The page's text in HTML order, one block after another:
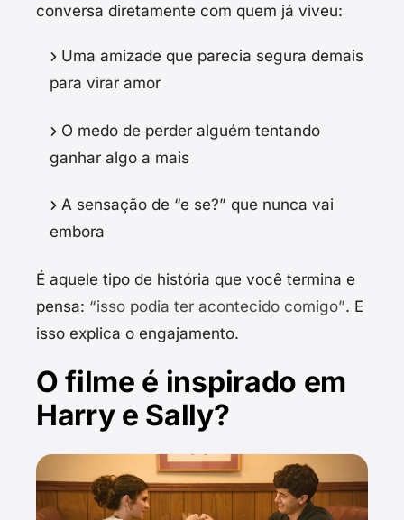
conversa diretamente com quem já viveu:
Uma amizade que parecia segura demais
para virar amor
O medo de perder alguém tentando
ganhar algo a mais
A sensação de “e se?” que nunca vai
embora
É aquele tipo de história que você termina e
pensa: “isso podia ter acontecido comigo”. E
isso explica o engajamento.
O filme é inspirado em
Harry e Sally?